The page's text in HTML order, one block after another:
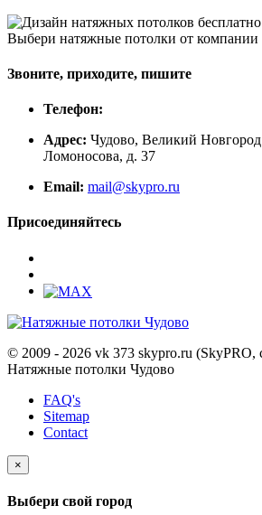
Выбери натяжные потолки от компании
Звоните, приходите, пишите
Телефон:
Адрес: Чудово, Великий Новгород
Ломоносова, д. 37
Email: mail@skypro.ru
Присоединяйтесь
© 2009 - 2026 vk 373 skypro.ru (SkyPRO,
Натяжные потолки Чудово
FAQ's
Sitemap
Contact
×
Выбери свой город